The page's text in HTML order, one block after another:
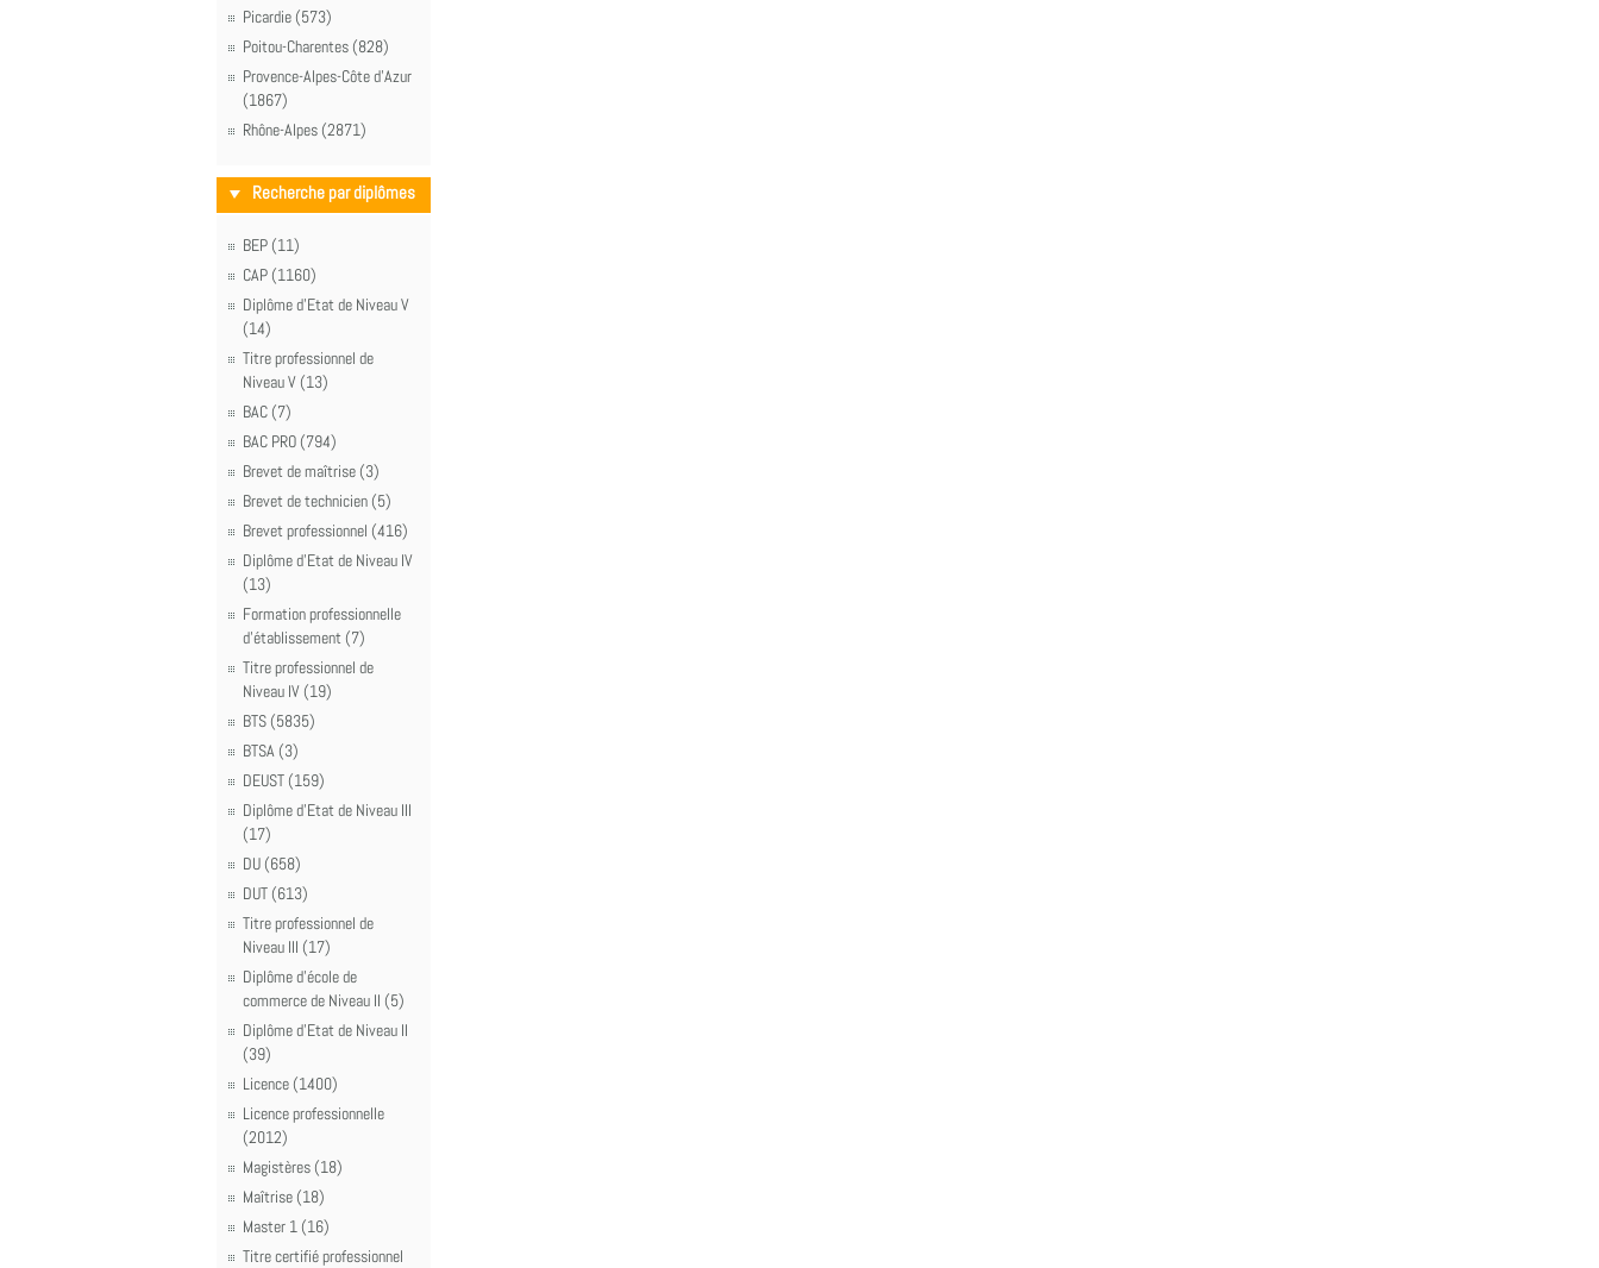
Picardie (573)
Poitou-Charentes (828)
Provence-Alpes-Côte d'Azur
(1867)
Rhône-Alpes (2871)
Recherche par diplômes
BEP (11)
CAP (1160)
Diplôme d'Etat de Niveau V
(14)
Titre professionnel de
Niveau V (13)
BAC (7)
BAC PRO (794)
Brevet de maîtrise (3)
Brevet de technicien (5)
Brevet professionnel (416)
Diplôme d'Etat de Niveau IV
(13)
Formation professionnelle
d'établissement (7)
Titre professionnel de
Niveau IV (19)
BTS (5835)
BTSA (3)
DEUST (159)
Diplôme d'Etat de Niveau III
(17)
DU (658)
DUT (613)
Titre professionnel de
Niveau III (17)
Diplôme d'école de
commerce de Niveau II (5)
Diplôme d'Etat de Niveau II
(39)
Licence (1400)
Licence professionnelle
(2012)
Magistères (18)
Maîtrise (18)
Master 1 (16)
Titre certifié professionnel